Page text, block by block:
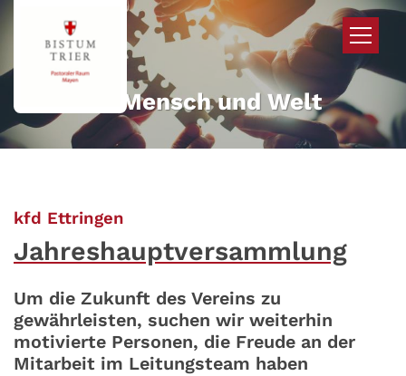
Zum Inhalt springen
Mehr für Mensch und Welt
kfd Ettringen
Jahreshauptversammlung
Um die Zukunft des Vereins zu
gewährleisten, suchen wir weiterhin
motivierte Personen, die Freude an der
Mitarbeit im Leitungsteam haben